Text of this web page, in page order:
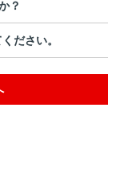
？
ださい。